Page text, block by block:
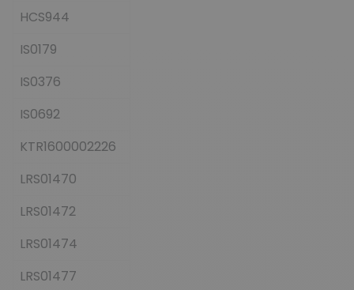
HCS944
IS0179
IS0376
IS0692
KTR1600002226
LRS01470
LRS01472
LRS01474
LRS01477